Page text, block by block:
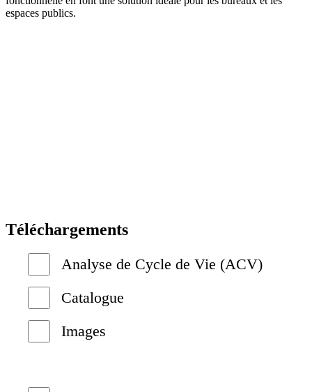
espaces publics.
Téléchargements
Analyse de Cycle de Vie (ACV)
Catalogue
Images